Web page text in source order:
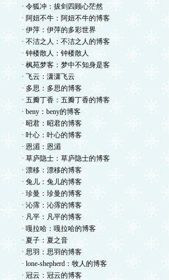
· 令狐冲：拔剑四顾心茫然
· 阿妞不牛：阿妞不牛的博客
· 伊萍：伊萍的多彩世界
· 不洁之人：不洁之人的博客
· 钟楼散人：钟楼散人
· 枫苑梦客：梦中不知身是客
· 飞云：潇潇飞云
· 多思：多思的博客
· 五瓣丁香：五瓣丁香的博客
· beny：beny的博客
· 昭君：昭君的博客
· 叶心：叶心的博客
· 恩湄：恩湄
· 草庐隐士：草庐隐士的博客
· 漂移：漂移的博客
· 兔儿：兔儿的博客
· 珍曼：珍曼的博客
· 沁霈：沁霈的博客
· 凡平：凡平的博客
· 嘎拉哈：嘎拉哈的博客
· 夏子：夏之音
· 思羽：思羽的博客
· lone-shepherd：牧人的博客
· 冠云：冠云的博客